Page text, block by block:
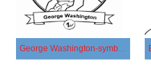
George Washington-symbool